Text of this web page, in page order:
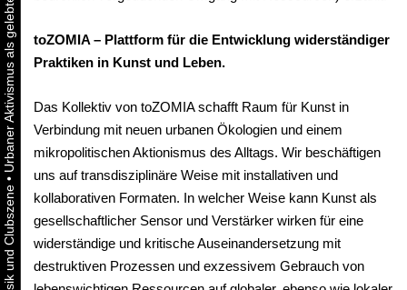
•
toZOMIA – Plattform für die Entwicklung widerständiger
Praktiken in Kunst und Leben.
Das Kollektiv von toZOMIA schafft Raum für Kunst in
Verbindung mit neuen urbanen Ökologien und einem
mikropolitischen Aktionismus des Alltags. Wir beschäftigen
uns auf transdisziplinäre Weise mit installativen und
kollaborativen Formaten. In welcher Weise kann Kunst als
gesellschaftlicher Sensor und Verstärker wirken für eine
widerständige und kritische Auseinandersetzung mit
destruktiven Prozessen und exzessivem Gebrauch von